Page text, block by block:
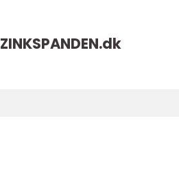
ZINKSPANDEN.dk